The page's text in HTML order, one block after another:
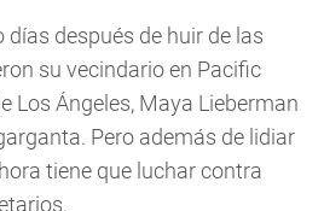
días después de huir de las
su vecindario en Pacific
Los Ángeles, Maya Lieberman
Pero además de lidiar
tiene que luchar contra